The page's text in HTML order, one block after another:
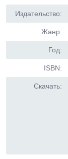
Издательство:
Жанр:
Год:
ISBN:
Скачать: